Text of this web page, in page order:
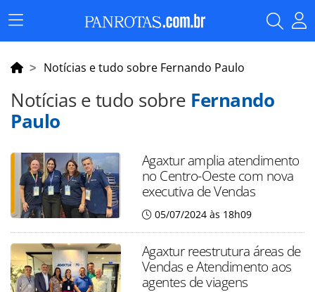
Menu
Principal
Notícias e tudo sobre Fernando Paulo
Notícias e tudo sobre Fernando
Paulo
Agaxtur amplia atendimento
no Centro-Oeste com nova
executiva de Vendas
05/07/2024 às 18h09
Agaxtur reestrutura áreas de
Vendas e Atendimento aos
agentes de viagens